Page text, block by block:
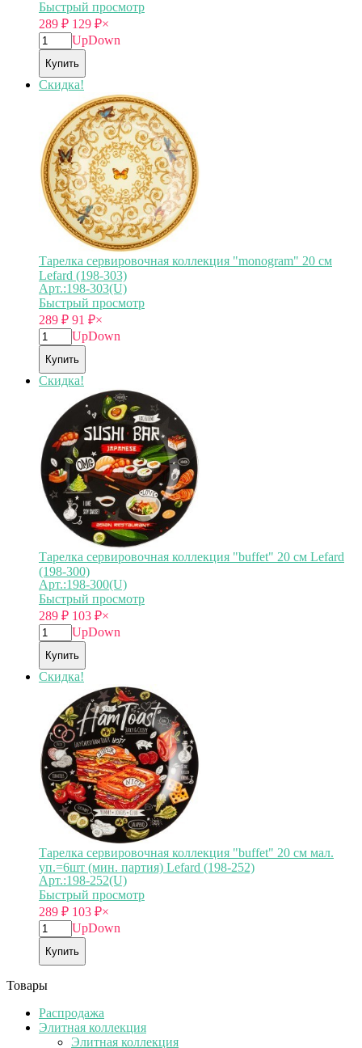
Быстрый просмотр
289 ₽ 129 ₽×
UpDown
Купить
Скидка!
Тарелка сервировочная коллекция "monogram" 20 см
Lefard (198-303)
Арт.:198-303(U)
Быстрый просмотр
289 ₽ 91 ₽×
UpDown
Купить
Скидка!
Тарелка сервировочная коллекция "buffet" 20 см Lefard
(198-300)
Арт.:198-300(U)
Быстрый просмотр
289 ₽ 103 ₽×
UpDown
Купить
Скидка!
Тарелка сервировочная коллекция "buffet" 20 см мал.
уп.=6шт (мин. партия) Lefard (198-252)
Арт.:198-252(U)
Быстрый просмотр
289 ₽ 103 ₽×
UpDown
Купить
Товары
Распродажа
Элитная коллекция
Элитная коллекция